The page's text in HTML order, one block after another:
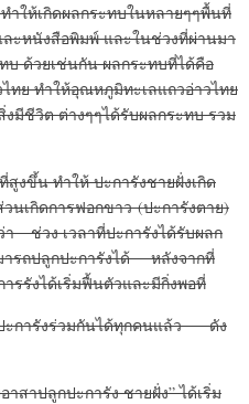
กิดผลกระทบในหลายๆๆพื้นที่
ะหนังสือพิมพ์ และในช่วงที่ผ่านมา
บ ด้วยเช่นกัน ผลกระทบที่ได้คือ
ทย ทำให้อุณหภูมิทะเลแถวอ่าวไทย
มีชีวิต ต่างๆๆได้รับผลกระทบ รวม
งขึ้น ทำให้ ปะการังชายฝั่งเกิด
นเกิดการฟอกขาว (ปะการังตาย)
ช่วง เวลาที่ปะการังได้รับผลก
ารถปลูกปะการังได้ หลังจากที่
รรังได้เริ่มฟื้นตัวและมีกิ่งพอที่
ะการังร่วมกันได้ทุกคนแล้ว ดัง
สาปลูกปะการัง ชายฝั่ง” ได้เริ่ม